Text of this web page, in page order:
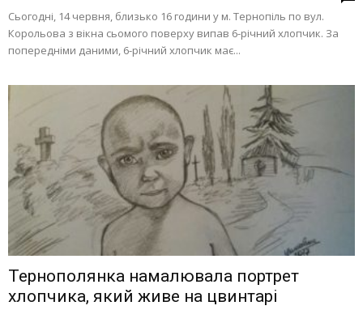
Сьогодні, 14 червня, близько 16 години у м. Тернопіль по вул.
Корольова з вікна сьомого поверху випав 6-річний хлопчик. За
попередніми даними, 6-річний хлопчик має...
Тернополянка намалювала портрет
хлопчика, який живе на цвинтарі